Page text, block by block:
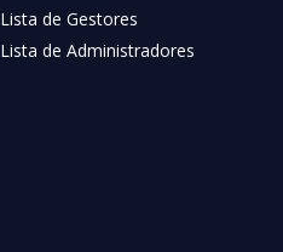
Lista de Gestores
Lista de Administradores